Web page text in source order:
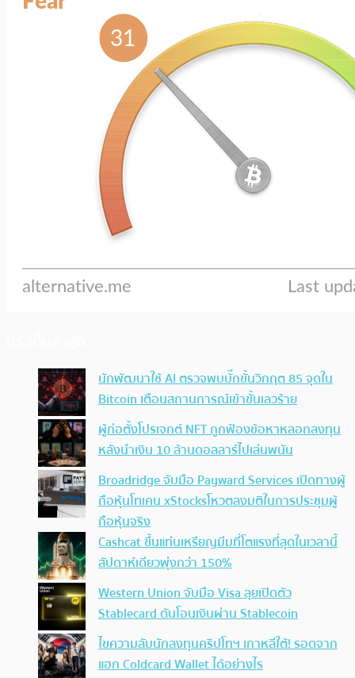
นักพัฒนาใช้ AI ตรวจพบบั๊กขั้นวิกฤต 85 จุดใน
Bitcoin เตือนสถานการณ์เข้าขั้นเลวร้าย
ผู้ก่อตั้งโปรเจกต์ NFT ถูกฟ้องข้อหาหลอกลงทุน
หลังนำเงิน 10 ล้านดอลลาร์ไปเล่นพนัน
Broadridge จับมือ Payward Services เปิดทางผู้
ถือหุ้นโทเคน xStocksโหวตลงมติในการประชุมผู้
ถือหุ้นจริง
Cashcat ขึ้นแท่นเหรียญมีมที่โตแรงที่สุดในเวลานี้
สัปดาห์เดียวพุ่งกว่า 150%
Western Union จับมือ Visa ลุยเปิดตัว
Stablecard ดันโอนเงินผ่าน Stablecoin
ไขความลับนักลงทุนคริปโทฯ เกาหลีใต้! รอดจาก
แฮก Coldcard Wallet ได้อย่างไร